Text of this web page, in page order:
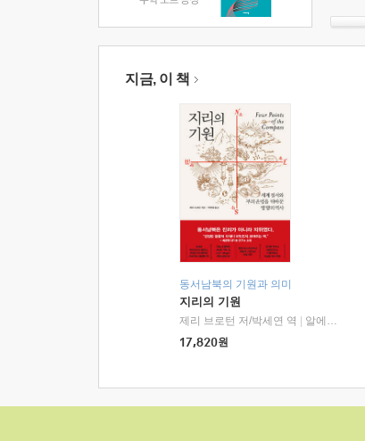
지금, 이 책
동서남북의 기원과 의미
지리의 기원
제리 브로턴 저/박세연 역
알에이치코리아(RHK)
17,820원